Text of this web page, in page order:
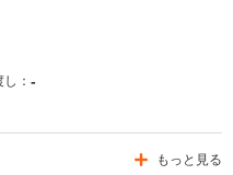
： -
もっと見る